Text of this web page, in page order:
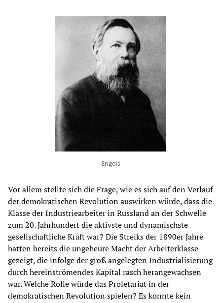
Engels
Vor allem stellte sich die Frage, wie es sich auf den Verlauf
der demokratischen Revolution auswirken würde, dass die
Klasse der Industriearbeiter in Russland an der Schwelle
zum 20. Jahrhundert die aktivste und dynamischste
gesellschaftliche Kraft war? Die Streiks der 1890er Jahre
hatten bereits die ungeheure Macht der Arbeiterklasse
gezeigt, die infolge der groß angelegten Industrialisierung
durch hereinströmendes Kapital rasch herangewachsen
war. Welche Rolle würde das Proletariat in der
demokratischen Revolution spielen? Es konnte kein